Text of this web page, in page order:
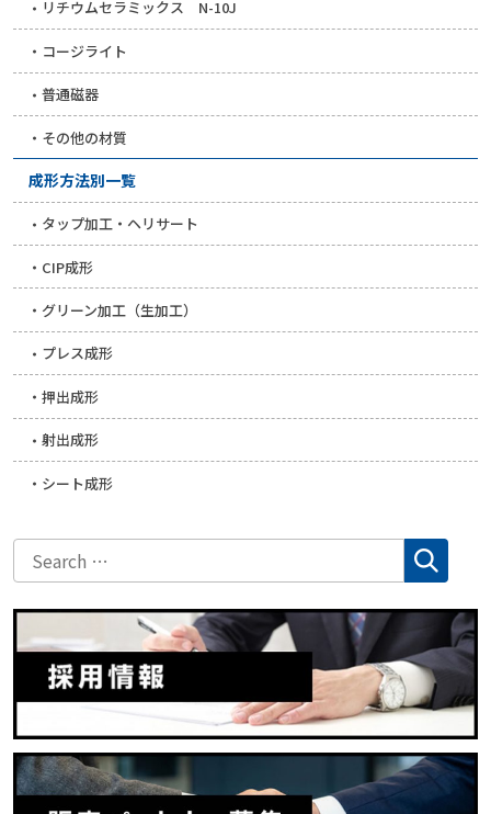
リチウムセラミックス N-10J
コージライト
普通磁器
その他の材質
成形方法別一覧
タップ加工・ヘリサート
CIP成形
グリーン加工（生加工）
プレス成形
押出成形
射出成形
シート成形